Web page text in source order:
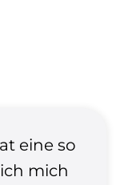
eine so
mich